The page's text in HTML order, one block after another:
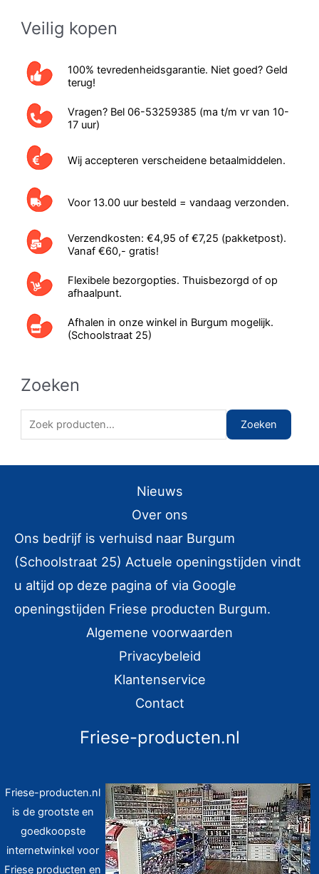
Veilig kopen
100% tevredenheidsgarantie. Niet goed? Geld
terug!
Vragen? Bel 06-53259385 (ma t/m vr van 10-
17 uur)
Wij accepteren verscheidene betaalmiddelen.
Voor 13.00 uur besteld = vandaag verzonden.
Verzendkosten: €4,95 of €7,25 (pakketpost).
Vanaf €60,- gratis!
Flexibele bezorgopties. Thuisbezorgd of op
afhaalpunt.
Afhalen in onze winkel in Burgum mogelijk.
(Schoolstraat 25)
Zoeken
o
n
a
a
r
Zoeken
Nieuws
Over ons
Ons bedrijf is verhuisd naar Burgum
(Schoolstraat 25) Actuele openingstijden vindt
u altijd op deze pagina of via Google
openingstijden Friese producten Burgum.
Algemene voorwaarden
Privacybeleid
Klantenservice
Contact
Friese-producten.nl
Friese-producten.nl
is de grootste en
goedkoopste
internetwinkel voor
Friese producten en